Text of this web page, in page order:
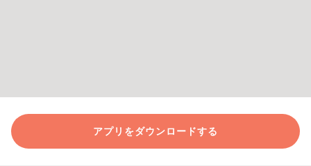
アプリをダウンロードする